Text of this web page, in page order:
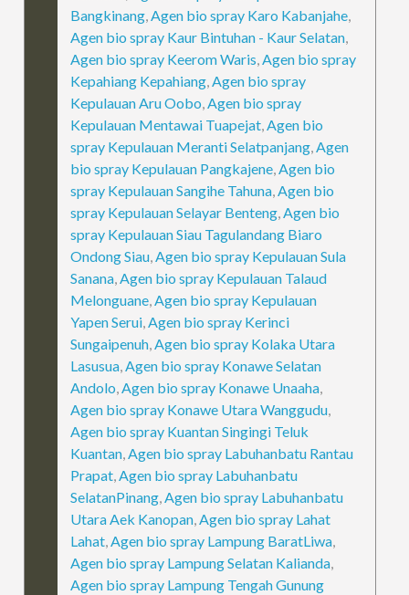
Bangkinang,Agen bio spray Karo Kabanjahe,
Agen bio spray Kaur Bintuhan - Kaur Selatan,
Agen bio spray Keerom Waris,Agen bio spray
Kepahiang Kepahiang,Agen bio spray
Kepulauan Aru Oobo,Agen bio spray
Kepulauan Mentawai Tuapejat,Agen bio
spray Kepulauan Meranti Selatpanjang,Agen
bio spray Kepulauan Pangkajene,Agen bio
spray Kepulauan Sangihe Tahuna,Agen bio
spray Kepulauan Selayar Benteng,Agen bio
spray Kepulauan Siau Tagulandang Biaro
Ondong Siau,Agen bio spray Kepulauan Sula
Sanana,Agen bio spray Kepulauan Talaud
Melonguane,Agen bio spray Kepulauan
Yapen Serui,Agen bio spray Kerinci
Sungaipenuh,Agen bio spray Kolaka Utara
Lasusua,Agen bio spray Konawe Selatan
Andolo,Agen bio spray Konawe Unaaha,
Agen bio spray Konawe Utara Wanggudu,
Agen bio spray Kuantan Singingi Teluk
Kuantan,Agen bio spray Labuhanbatu Rantau
Prapat,Agen bio spray Labuhanbatu
SelatanPinang,Agen bio spray Labuhanbatu
Utara Aek Kanopan,Agen bio spray Lahat
Lahat,Agen bio spray Lampung BaratLiwa,
Agen bio spray Lampung Selatan Kalianda,
Agen bio spray Lampung Tengah Gunung